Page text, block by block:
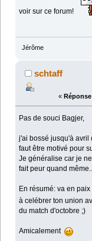
voir sur ce forum!
Jérôme
schtaff
«
Pas de souci Bagjer,
j'ai bossé jusqu'à avril
faut être motivé pour
Je généralise car je
fait peur quand
En résumé: va en
à celébrer ton union
du match d'octobre ;)
Amicalement